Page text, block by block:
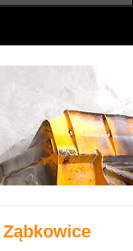
Ząbkowice